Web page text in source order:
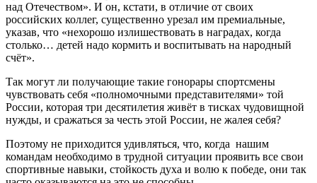
над Отечеством». И он, кстати, в отличие от своих
российских коллег, существенно урезал им премиальные,
указав, что «нехорошо излишествовать в наградах, когда
столько… детей надо кормить и воспитывать на народный
счёт».
Так могут ли получающие такие гонорары спортсмены
чувствовать себя «полномочными представителями» той
России, которая три десятилетия живёт в тисках чудовищной
нужды, и сражаться за честь этой России, не жалея себя?
Поэтому не приходится удивляться, что, когда нашим
командам необходимо в трудной ситуации проявить все свои
спортивные навыки, стойкость духа и волю к победе, они так